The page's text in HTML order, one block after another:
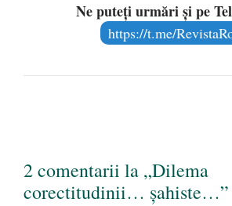
Ne puteți urmări și pe
https://t.me/
2 comentarii la „Dilema
corectitudinii… șahiste…”